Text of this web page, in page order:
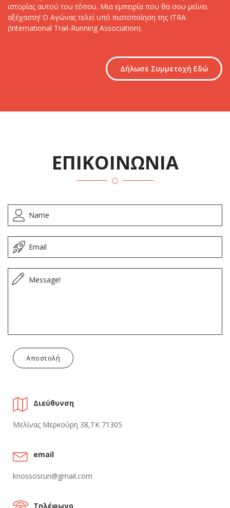
ιστορίας αυτού του τόπου. Μια εμπειρία που θα σου μείνει
αξέχαστη! Ο Αγώνας τελεί υπό πιστοποίηση της ITRA
(International Trail-Running Association).
Δήλωσε Συμμετοχή Εδώ
ΕΠΙΚΟΙΝΩΝΙΑ
Αποστολή
Διεύθυνση
Μελίνας Μερκούρη 38,ΤΚ 71305
email
knossosrun@gmail.com
Τηλέφωνο